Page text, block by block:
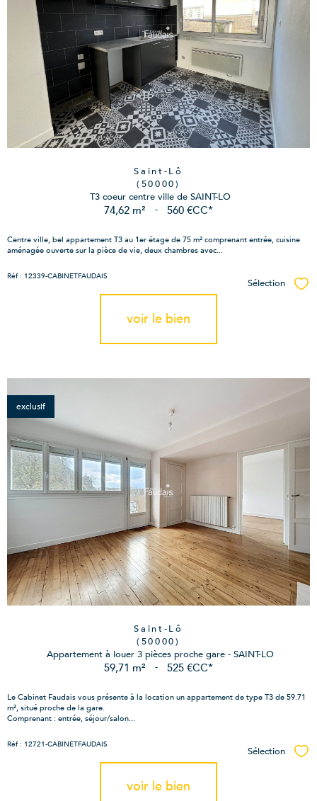
Saint-Lô
(50000)
T3 coeur centre ville de SAINT-LO
74,62 m² - 560 €CC*
Centre ville, bel appartement T3 au 1er étage de 75 m² comprenant entrée, cuisine
aménagée ouverte sur la pièce de vie, deux chambres avec...
Réf : 12339-CABINETFAUDAIS
Sélection
voir le bien
exclusif
Saint-Lô
(50000)
Appartement à louer 3 pièces proche gare - SAINT-LO
59,71 m² - 525 €CC*
Le Cabinet Faudais vous présente à la location un appartement de type T3 de 59.71
m², situé proche de la gare.
Comprenant : entrée, séjour/salon...
Réf : 12721-CABINETFAUDAIS
Sélection
voir le bien